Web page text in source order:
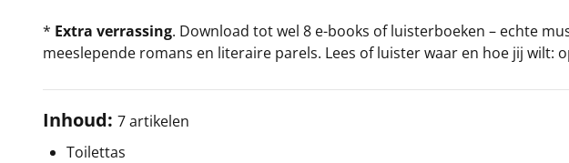
* Extra verrassing. Download tot wel 8 e-books of luisterboeken – echte
meeslepende romans en literaire parels. Lees of luister waar en hoe jij wilt:
Inhoud: 7 artikelen
Toilettas